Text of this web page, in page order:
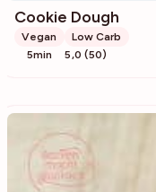
Cookie Dough
Vegan
Low Carb
5min
5,0 (50)